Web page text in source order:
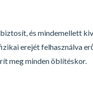
és mindemellett
erejét felhasználva
meg minden öblítéskor.